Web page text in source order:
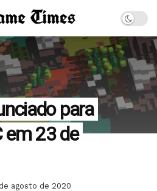
para
em 23 de
agosto de 2020